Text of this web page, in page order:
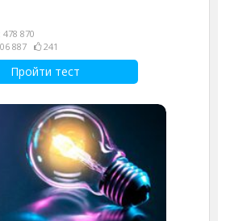
870
887
241
Пройти тест